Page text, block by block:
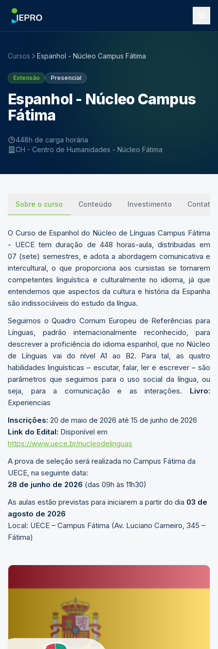
Cursos Espanhol - Núcleo Campus Fátima
Extensão Presencial
Espanhol - Núcleo Campus
Fátima
448h de carga horária
CH - Centro de Humanidades - Núcleo Fátima
Sobre o curso Conteúdo Investimento Contato
O Curso de Espanhol do Núcleo de Línguas Campus Fátima
- UECE tem duração de 448 horas-aula, distribuidas em
07 (sete) semestres, e adota a abordagem comunicativa e
intercultural, o que proporciona aos cursistas se tornarem
competentes linguística e culturalmente no idioma, já que
entendemos que aspectos da cultura e história da Espanha
são indissociáveis do estudo da língua.
Seguimos o Quadro Comum Europeu de Referências para
Línguas, padrão internacionalmente reconhecido, para
descrever a proficiência do idioma espanhol, que no Núcleo
de Línguas vai do nível A1 ao B2. Para tal, as quatro
habilidades linguísticas – escutar, falar, ler e escrever – são
parâmetros que seguimos para o uso social da língua, ou
seja, para a comunicação e as interações. Livro:
Experiencias
Inscrições: 20 de maio de 2026 até 15 de junho de 2026
Link do Edital: Disponível em
https://www.uece.br/nucleodelinguas
A prova de seleção será realizada no Campus Fátima da
UECE, na seguinte data:
28 de junho de 2026 (das 09h às 11h30)
As aulas estão previstas para iniciarem a partir do dia 03 de
agosto de 2026
Local: UECE – Campus Fátima (Av. Luciano Carneiro, 345 –
Fátima)